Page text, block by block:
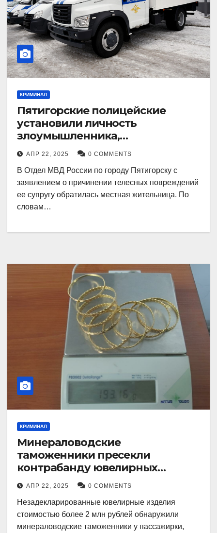
КРИМИНАЛ
Пятигорские полицейские
установили личность
злоумышленника,
причинившего телесные
повреждения местному жителю
АПР 22, 2025 0 COMMENTS
В Отдел МВД России по городу Пятигорску с
заявлением о причинении телесных повреждений
ее супругу обратилась местная жительница. По
словам…
КРИМИНАЛ
Минераловодские
таможенники пресекли
контрабанду ювелирных
изделий на 2 млн рублей
АПР 22, 2025 0 COMMENTS
Незадекларированные ювелирные изделия
стоимостью более 2 млн рублей обнаружили
минераловодские таможенники у пассажирки,